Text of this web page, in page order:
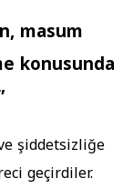
masum
konusunda
şiddetsizliğe
geçirdiler.